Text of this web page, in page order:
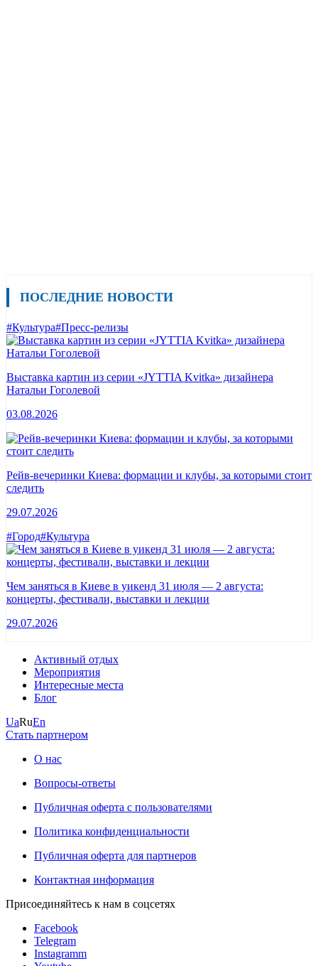
ПОСЛЕДНИЕ НОВОСТИ
#Культура#Пресс-релизы
Выставка картин из серии «JYTTIA Kvitka» дизайнера
Натальи Гоголевой
03.08.2026
Рейв-вечеринки Киева: формации и клубы, за которыми стоит
следить
29.07.2026
#Город#Культура
Чем заняться в Киеве в уикенд 31 июля — 2 августа:
концерты, фестивали, выставки и лекции
29.07.2026
Активный отдых
Мероприятия
Интересные места
Блог
UaRuEn
Стать партнером
О нас
Вопросы-ответы
Публичная оферта с пользователями
Политика конфиденциальности
Публичная оферта для партнеров
Контактная информация
Присоединяйтесь к нам в соцсетях
Facebook
Telegram
Instagramm